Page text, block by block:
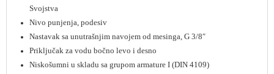
Svojstva
Nivo punjenja, podesiv
Nastavak sa unutrašnjim navojem od mesinga, G 3/8″
Priključak za vodu bočno levo i desno
Niskošumni u skladu sa grupom armature I (DIN 4109)